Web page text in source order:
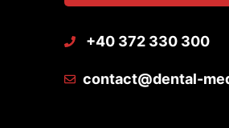
+40 372 330 300
contact@dental-